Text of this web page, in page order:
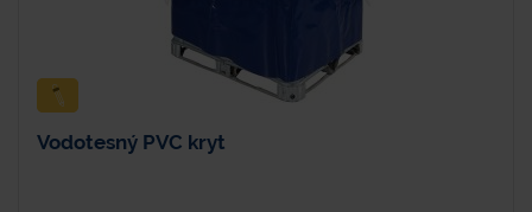
Vodotesný PVC kryt